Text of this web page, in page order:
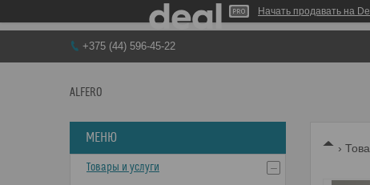
Начать продавать на
+375 (44) 596-45-22
ALFERO
Товары и услуги